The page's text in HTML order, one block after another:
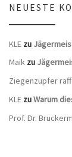
NEUESTE
KLE zu
Maik zu
Ziegenzupfer
KLE zuWarum
Prof. Dr.